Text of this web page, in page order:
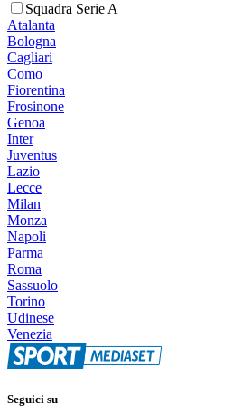
Squadra Serie A
Atalanta
Bologna
Cagliari
Como
Fiorentina
Frosinone
Genoa
Inter
Juventus
Lazio
Lecce
Milan
Monza
Napoli
Parma
Roma
Sassuolo
Torino
Udinese
Venezia
Seguici su